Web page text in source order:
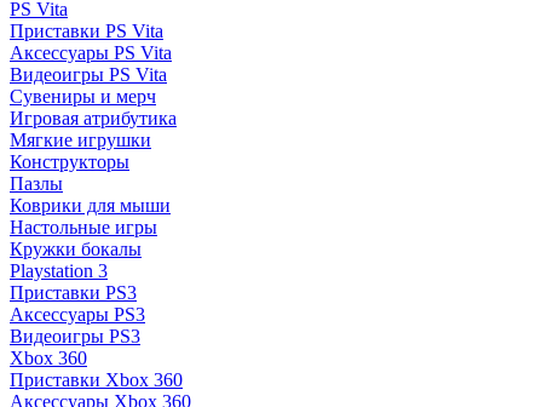
PS Vita
Приставки PS Vita
Аксессуары PS Vita
Видеоигры PS Vita
Сувениры и мерч
Игровая атрибутика
Мягкие игрушки
Конструкторы
Пазлы
Коврики для мыши
Настольные игры
Кружки бокалы
Playstation 3
Приставки PS3
Аксессуары PS3
Видеоигры PS3
Xbox 360
Приставки Xbox 360
Аксессуары Xbox 360